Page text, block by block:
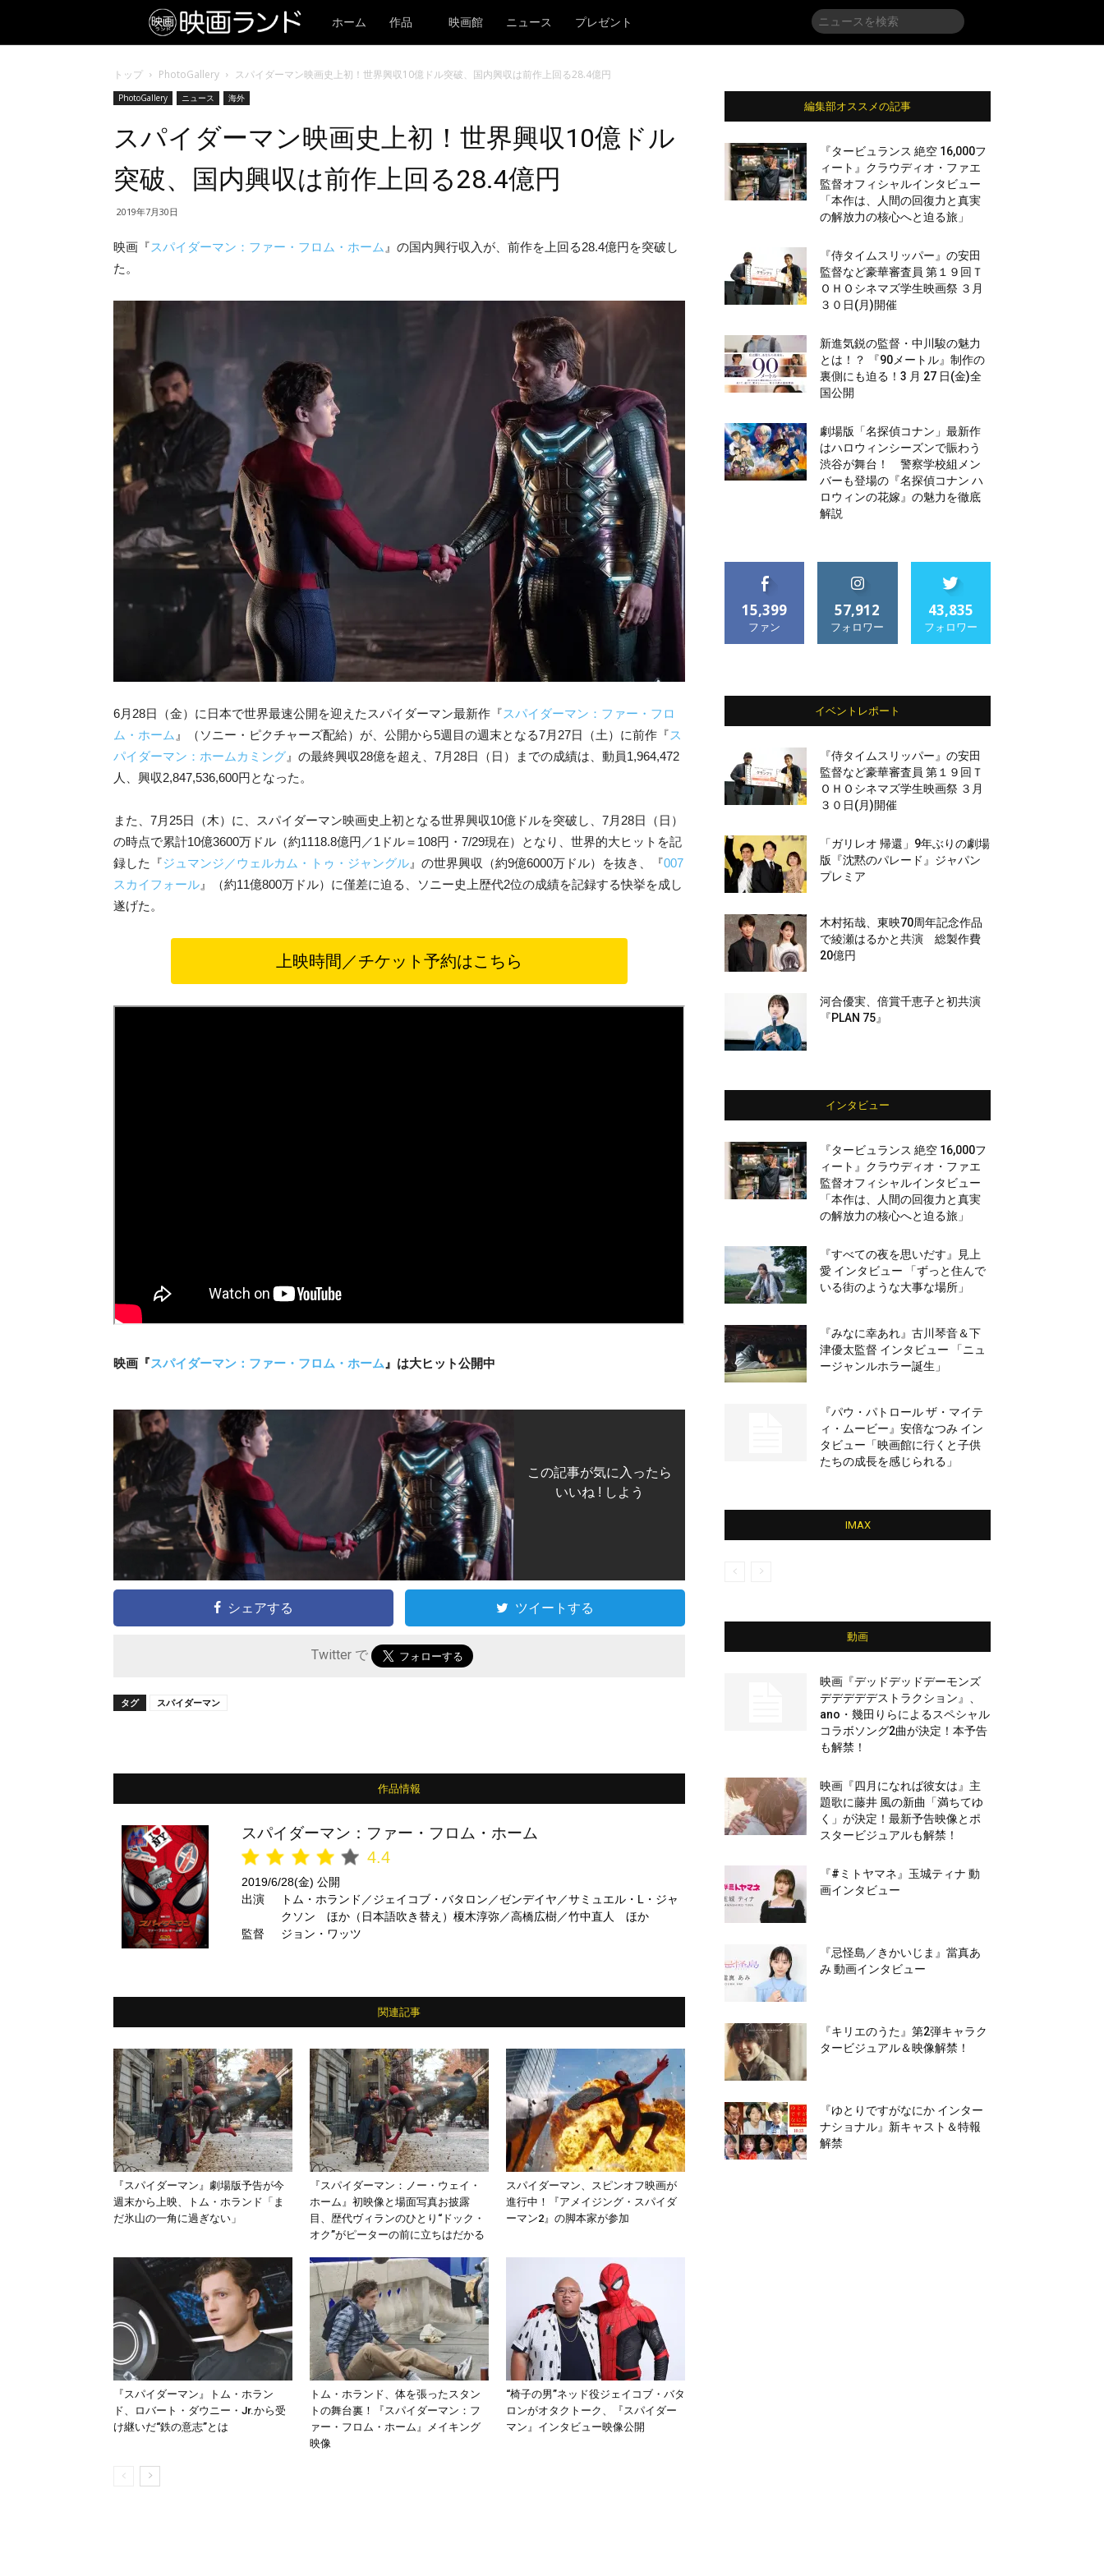
ホーム 作品 映画館 ニュース プレゼント
トップ PhotoGallery スパイダーマン映画史上初！世界興収10億ドル突破、国内興収は前作上回る28.4億円
PhotoGallery ニュース 海外
スパイダーマン映画史上初！世界興収10億ドル
突破、国内興収は前作上回る28.4億円
2019年7月30日
映画『スパイダーマン：ファー・フロム・ホーム 』の国内興行収入が、前作を上回る28.4億円を突破し
た。
6月28日（金）に日本で世界最速公開を迎えたスパイダーマン最新作『スパイダーマン：ファー・フロ
ム・ホーム 』（ソニー・ピクチャーズ配給）が、公開から5週目の週末となる7月27日（土）に前作『ス
パイダーマン：ホームカミング 』の最終興収28億を超え、7月28日（日）までの成績は、動員1,964,472
人、興収2,847,536,600円となった。
また、7月25日（木）に、スパイダーマン映画史上初となる世界興収10億ドルを突破し、7月28日（日）
の時点で累計10億3600万ドル（約1118.8億円／1ドル＝108円・7/29現在）となり、世界的大ヒットを記
録した『ジュマンジ／ウェルカム・トゥ・ジャングル 』の世界興収（約9億6000万ドル）を抜き、『007
スカイフォール 』（約11億800万ドル）に僅差に迫る、ソニー史上歴代2位の成績を記録する快挙を成し
遂げた。
上映時間／チケット予約はこちら
映画『スパイダーマン：ファー・フロム・ホーム 』は大ヒット公開中
この記事が気に入ったら
いいね ! しよう
シェアする ツイートする
Twitter で
タグ スパイダーマン
作品情報
スパイダーマン：ファー・フロム・ホーム
4.4
2019/6/28(金) 公開
出演
トム・ホランド／ジェイコブ・バタロン／ゼンデイヤ／サミュエル・L・ジャ
クソン ほか（日本語吹き替え）榎木淳弥／高橋広樹／竹中直人 ほか
監督
ジョン・ワッツ
関連記事
『スパイダーマン』劇場版予告が今
週末から上映、トム・ホランド「ま
だ氷山の一角に過ぎない」
『スパイダーマン：ノー・ウェイ・
ホーム』初映像と場面写真お披露
目、歴代ヴィランのひとり“ドック・
オク”がピーターの前に立ちはだかる
スパイダーマン、スピンオフ映画が
進行中！『アメイジング・スパイダ
ーマン2』の脚本家が参加
『スパイダーマン』トム・ホラン
ド、ロバート・ダウニー・Jr.から受
け継いだ“鉄の意志”とは
トム・ホランド、体を張ったスタン
トの舞台裏！『スパイダーマン：フ
ァー・フロム・ホーム』メイキング
映像
“椅子の男”ネッド役ジェイコブ・バタ
ロンがオタクトーク、『スパイダー
マン』インタビュー映像公開
編集部オススメの記事
『タービュランス 絶空 16,000フ
ィート』クラウディオ・ファエ
監督オフィシャルインタビュー
「本作は、人間の回復力と真実
の解放力の核心へと迫る旅」
『侍タイムスリッパー』の安田
監督など豪華審査員 第１９回Ｔ
ＯＨＯシネマズ学生映画祭 ３月
３０日(月)開催
新進気鋭の監督・中川駿の魅力
とは！？ 『90メートル』制作の
裏側にも迫る！3 月 27 日(金)全
国公開
劇場版「名探偵コナン」最新作
はハロウィンシーズンで賑わう
渋谷が舞台！ 警察学校組メン
バーも登場の『名探偵コナン ハ
ロウィンの花嫁』の魅力を徹底
解説
15,399
ファン
57,912
フォロワー
43,835
フォロワー
イベントレポート
『侍タイムスリッパー』の安田
監督など豪華審査員 第１９回Ｔ
ＯＨＯシネマズ学生映画祭 ３月
３０日(月)開催
「ガリレオ 帰還」9年ぶりの劇場
版『沈黙のパレード』ジャパン
プレミア
木村拓哉、東映70周年記念作品
で綾瀬はるかと共演 総製作費
20億円
河合優実、倍賞千恵子と初共演
『PLAN 75』
インタビュー
『タービュランス 絶空 16,000フ
ィート』クラウディオ・ファエ
監督オフィシャルインタビュー
「本作は、人間の回復力と真実
の解放力の核心へと迫る旅」
『すべての夜を思いだす』見上
愛 インタビュー 「ずっと住んで
いる街のような大事な場所」
『みなに幸あれ』古川琴音＆下
津優太監督 インタビュー 「ニュ
ージャンルホラー誕生」
『パウ・パトロール ザ・マイテ
ィ・ムービー』安倍なつみ イン
タビュー「映画館に行くと子供
たちの成長を感じられる」
IMAX
動画
映画『デッドデッドデーモンズ
デデデデデストラクション』、
ano・幾田りらによるスペシャル
コラボソング2曲が決定！本予告
も解禁！
映画『四月になれば彼女は』主
題歌に藤井 風の新曲「満ちてゆ
く」が決定！最新予告映像とポ
スタービジュアルも解禁！
『#ミトヤマネ』玉城ティナ 動
画インタビュー
『忌怪島／きかいじま』當真あ
み 動画インタビュー
『キリエのうた』第2弾キャラク
タービジュアル＆映像解禁！
『ゆとりですがなにか インター
ナショナル』新キャスト＆特報
解禁